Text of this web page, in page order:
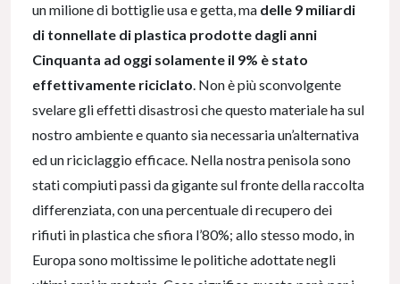
un milione di bottiglie usa e getta, ma delle 9 miliardi
di tonnellate di plastica prodotte dagli anni
Cinquanta ad oggi solamente il 9% è stato
effettivamente riciclato. Non è più sconvolgente
svelare gli effetti disastrosi che questo materiale ha sul
nostro ambiente e quanto sia necessaria un’alternativa
ed un riciclaggio efficace. Nella nostra penisola sono
stati compiuti passi da gigante sul fronte della raccolta
differenziata, con una percentuale di recupero dei
rifiuti in plastica che sfiora l’80%; allo stesso modo, in
Europa sono moltissime le politiche adottate negli